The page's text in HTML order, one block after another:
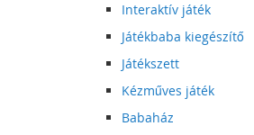
Interaktív játék
Játékbaba kiegészítő
Játékszett
Kézműves játék
Babaház